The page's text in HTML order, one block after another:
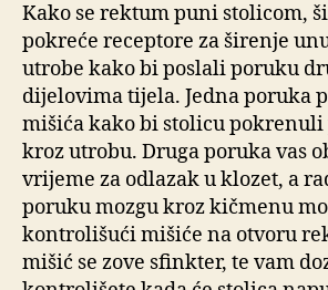
Kako se rektum puni stolicom,
pokreće receptore za širenje
utrobe kako bi poslali poruku
dijelovima tijela. Jedna poruka
mišića kako bi stolicu pokrenuli
kroz utrobu. Druga poruka vas
vrijeme za odlazak u klozet, a
poruku mozgu kroz kičmenu
kontrolišući mišiće na otvoru
mišić se zove sfinkter, te vam